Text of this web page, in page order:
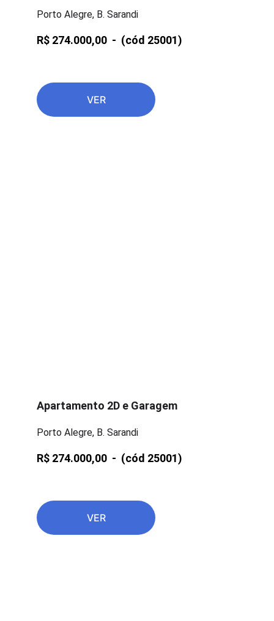
Porto Alegre, B. Sarandi
VER
R$ 274.000,00  - (cód 25001)
Apartamento 2D e Garagem
Porto Alegre, B. Sarandi
VER
R$ 274.000,00  - (cód 25001)